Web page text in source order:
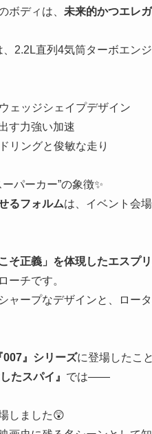
ボディは、 未来的かつエレ
2.2L直列4気筒ターボエンジ
ェッジシェイプデザイン
す力強い加速
リングと俊敏な走り
パーカー”の象徴✨
るフォルムは、イベント会
そ正義」を体現したエスプリ
ーチです。
ャープなデザインと、ロー
007』シリーズに登場したこ
たスパイ』 では――
しました😲